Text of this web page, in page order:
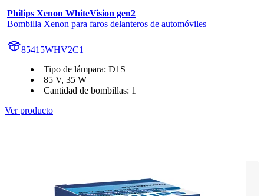
Philips Xenon WhiteVision gen2
Bombilla Xenon para faros delanteros de automóviles
85415WHV2C1
Tipo de lámpara: D1S
85 V, 35 W
Cantidad de bombillas: 1
Ver producto